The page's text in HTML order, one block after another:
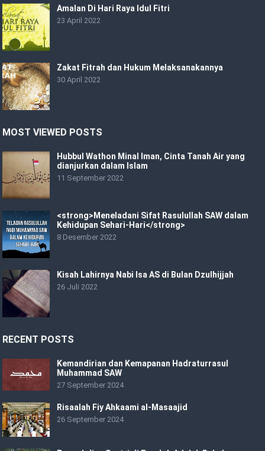
Amalan Di Hari Raya Idul Fitri
23 April 2022
Zakat Fitrah dan Hukum Melaksanakannya
30 April 2022
MOST VIEWED POSTS
Hubbul Wathon Minal Iman, Cinta Tanah Air yang
dianjurkan dalam Islam
11 September 2022
<strong>Meneladani Sifat Rasulullah SAW dalam
Kehidupan Sehari-Hari</strong>
8 Desember 2022
Kisah Lahirnya Nabi Isa AS di Bulan Dzulhijjah
26 Juli 2022
RECENT POSTS
Kemandirian dan Kemapanan Hadraturrasul
Muhammad SAW
27 September 2024
Risaalah Fiy Ahkaami al-Masaajid
26 September 2024